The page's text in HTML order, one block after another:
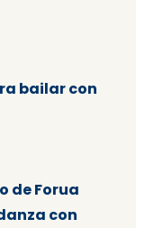
bailar con
de Forua
con